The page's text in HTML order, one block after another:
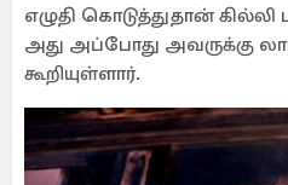
எழுதி கொடுத்துதான்
அது அப்போது அவருக்கு
கூறியுள்ளார்.